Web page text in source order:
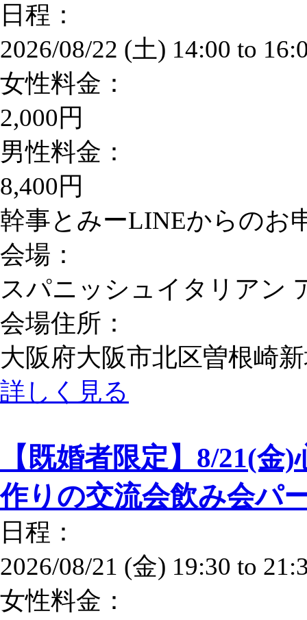
日程：
2026/08/22 (土) 14:00 to
女性料金：
2,000円
男性料金：
8,400円
幹事とみーLINEからのお
会場：
スパニッシュイタリアン
会場住所：
大阪府大阪市北区曽根崎
詳しく見る
【既婚者限定】8/21(
作りの交流会飲み会パ
日程：
2026/08/21 (金) 19:30 to
女性料金：